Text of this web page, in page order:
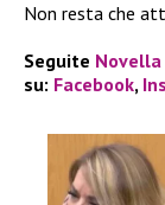
Non resta che
Seguite
su: Facebook,